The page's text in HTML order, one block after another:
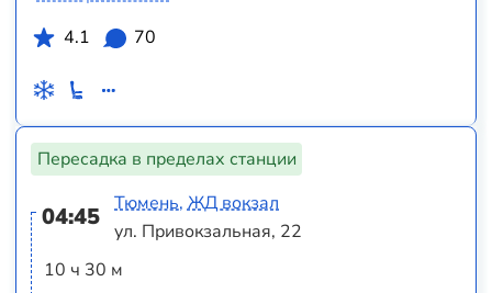
4.1
70
Пересадка в пределах станции
04:45
10 ч 30 м
Тюмень, ЖД вокзал
ул. Привокзальная, 22